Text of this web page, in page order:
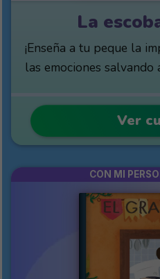
La
¡Enseña a tu peque la
las emociones
Ver
CON MI